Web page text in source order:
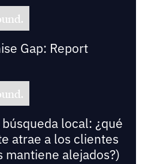
Gap: Report
local: ¿qué
atrae a los clientes
mantiene alejados?)